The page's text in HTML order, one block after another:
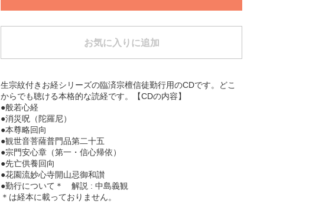
お気に入りに追加
生宗紋付きお経シリーズの臨済宗檀信徒勤行用のCDです。どこ
からでも聴ける本格的な読経です。【CDの内容】
●般若心経
●消災呪（陀羅尼）
●本尊略回向
●観世音菩薩普門品第二十五
●宗門安心章（第一・信心帰依）
●先亡供養回向
●花園流妙心寺開山忌御和讃
●勤行について＊ 解説 : 中島義観
＊は経本に載っておりません。